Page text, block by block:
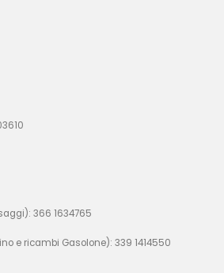
366 1634765
e ricambi Gasolone): 339 1414550